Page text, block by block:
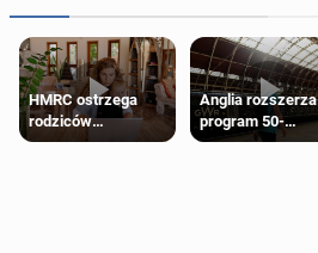
HMRC ostrzega
rodziców
pobierających Child
Anglia rozszerza
program 50-
procentowych